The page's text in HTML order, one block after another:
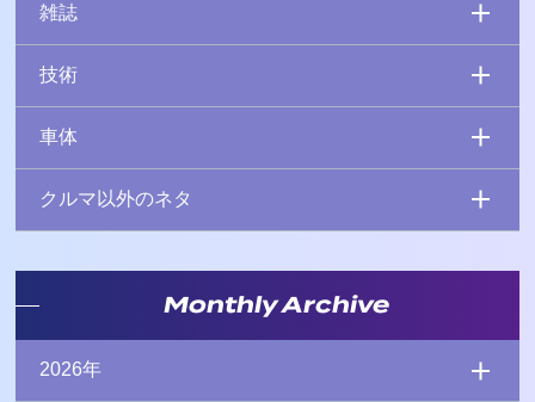
雑誌
技術
車体
クルマ以外のネタ
Monthly Archive
2026年